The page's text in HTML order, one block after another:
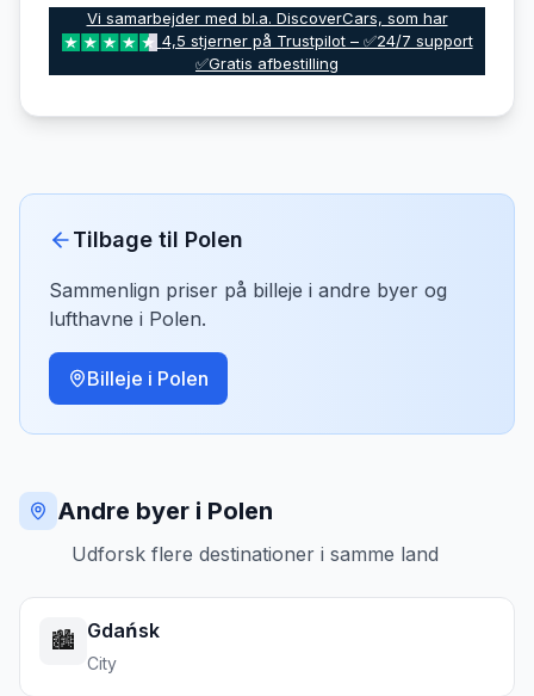
Vi samarbejder med bl.a. DiscoverCars, som har
4,5 stjerner på Trustpilot – ✅24/7 support
✅Gratis afbestilling
Tilbage til Polen
Sammenlign priser på billeje i andre byer og
lufthavne i Polen.
Billeje i Polen
Andre byer i Polen
Udforsk flere destinationer i samme land
🏙️ Gdańsk
City